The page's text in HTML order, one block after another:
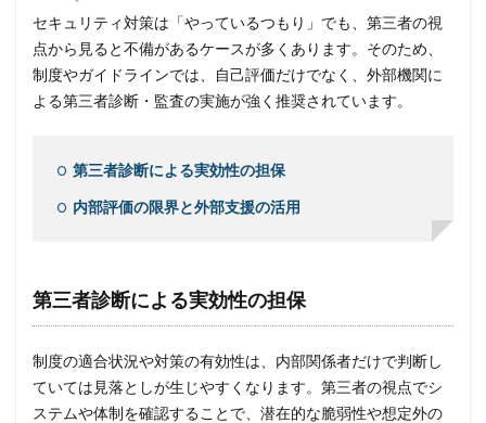
セキュリティ対策は「やっているつもり」でも、第三者の視
点から見ると不備があるケースが多くあります。そのため、
制度やガイドラインでは、自己評価だけでなく、外部機関に
よる第三者診断・監査の実施が強く推奨されています。
第三者診断による実効性の担保
内部評価の限界と外部支援の活用
第三者診断による実効性の担保
制度の適合状況や対策の有効性は、内部関係者だけで判断し
ていては見落としが生じやすくなります。第三者の視点でシ
ステムや体制を確認することで、潜在的な脆弱性や想定外の